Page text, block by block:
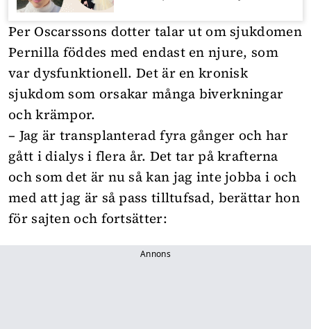
Per Oscarssons dotter talar ut om sjukdomen
Pernilla föddes med endast en njure, som
var dysfunktionell. Det är en kronisk
sjukdom som orsakar många biverkningar
och krämpor.
– Jag är transplanterad fyra gånger och har
gått i dialys i flera år. Det tar på krafterna
och som det är nu så kan jag inte jobba i och
med att jag är så pass tilltufsad, berättar hon
för sajten och fortsätter:
Annons